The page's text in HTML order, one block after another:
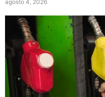
agosto 4, 2026